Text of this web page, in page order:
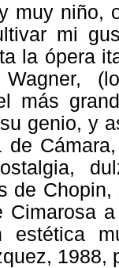
muy niño,
mi
la ópera
más
genio, y
de
de
Cimarosa
estética
1988,